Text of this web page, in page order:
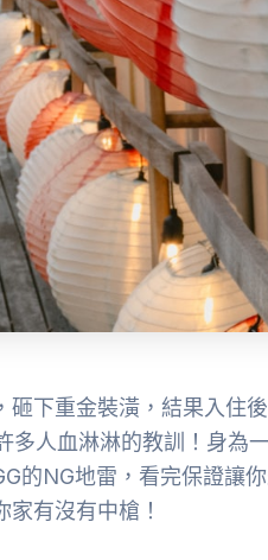
砸下重金裝潢，結果入住
多人血淋淋的教訓！身為
的NG地雷，看完保證讓
有沒有中槍！